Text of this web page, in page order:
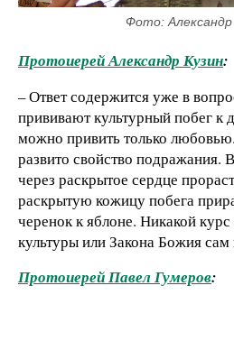
Фото:
Протоиерей Александр Кузин:
– Ответ содержится уже в
прививают культурный побег к
можно привить только
развито свойство подражания.
через раскрытое сердце
раскрытую кожицу побега
черенок к яблоне. Никакой
культуры или Закона Божия сам
Протоиерей Павел Гумеров: